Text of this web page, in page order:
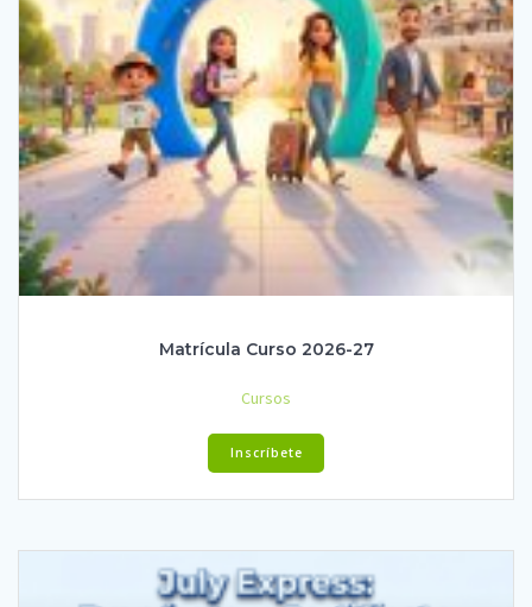
Matrícula Curso 2026-27
Cursos
Inscríbete